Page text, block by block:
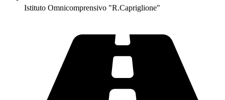
Istituto Omnicomprensivo "R.Capriglione"